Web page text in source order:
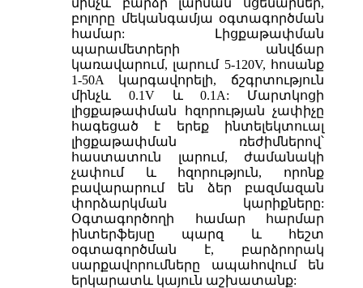
բոլորը մեկանգամյա օգտագործման
համար: Լիցքաթափման
պարամետրերի անվճար
կառավարում, լարում 5-120V, հոսանք
1-50A կարգավորելի, ճշգրտություն
մինչև 0.1V և 0.1A: Մարտկոցի
լիցքաթափման հզորության չափիչը
հագեցած է երեք ինտելեկտուալ
լիցքաթափման ռեժիմներով՝
հաստատուն լարում, ժամանակի
չափում և հզորություն, որոնք
բավարարում են ձեր բազմազան
փորձարկման կարիքները:
Օգտագործողի համար հարմար
ինտերֆեյսը պարզ և հեշտ
օգտագործման է, բարձրորակ
սարքավորումները ապահովում են
երկարատև կայուն աշխատանք: